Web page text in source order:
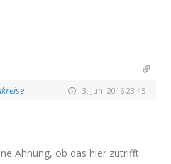
3. Juni 2016 23:45
Ahnung, ob das hier zutrifft: